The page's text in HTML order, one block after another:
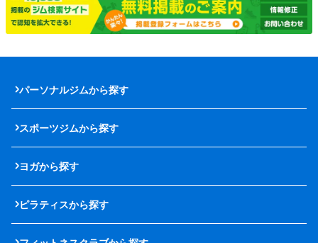
パーソナルジムから探す
スポーツジムから探す
ヨガから探す
ピラティスから探す